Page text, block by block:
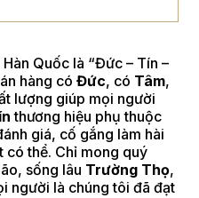
Quốc là “Đức – Tín –
hàng có Đức, có Tâm,
lượng giúp mọi người
thương hiệu phụ thuộc
giá, cố gắng làm hài
có thể. Chỉ mong quý
sống lâu Trường Thọ,
người là chúng tôi đã đạt